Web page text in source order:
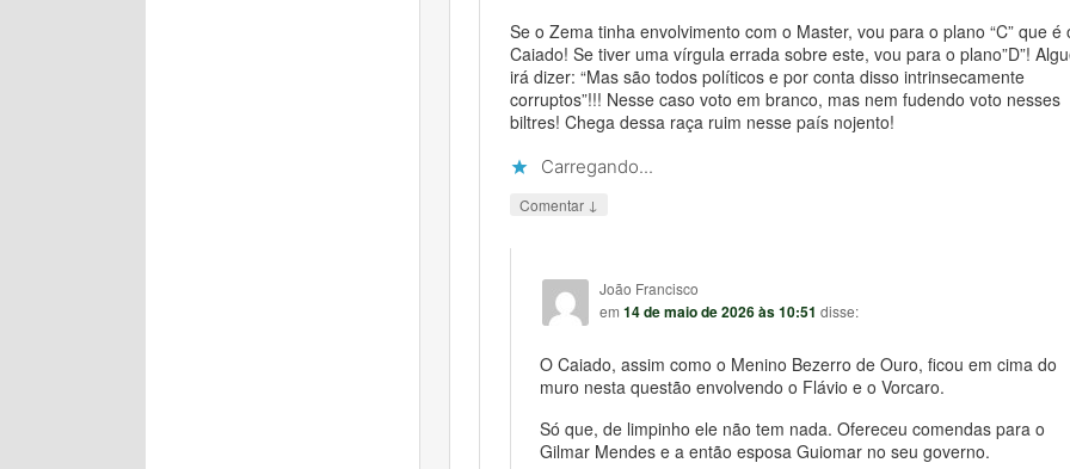
Se o Zema tinha envolvimento com o Master, vou para o plano “C” que é
Caiado! Se tiver uma vírgula errada sobre este, vou para o plano”D”!
irá dizer: “Mas são todos políticos e por conta disso intrinsecamente
corruptos”!!! Nesse caso voto em branco, mas nem fudendo voto nesses
biltres! Chega dessa raça ruim nesse país nojento!
Carregando...
Comentar ↓
João Francisco
em14 de maio de 2026 às 10:51 disse:
O Caiado, assim como o Menino Bezerro de Ouro, ficou em cima do
muro nesta questão envolvendo o Flávio e o Vorcaro.
Só que, de limpinho ele não tem nada. Ofereceu comendas para o
Gilmar Mendes e a então esposa Guiomar no seu governo.